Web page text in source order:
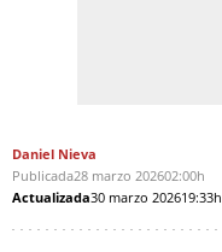
Daniel Nieva
Publicada28 marzo 202602:00h
Actualizada30 marzo 202619:33h